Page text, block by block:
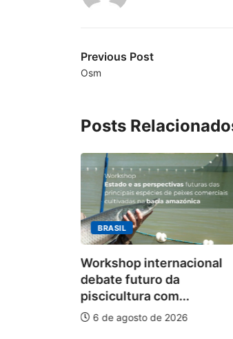
Previous Post
Osm
Posts
BRASIL
Workshop internacional
debate futuro da
piscicultura com...
6 de agosto de 2026